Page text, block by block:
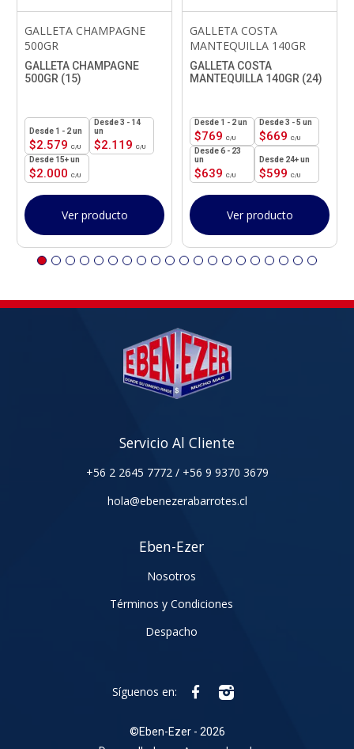
GALLETA CHAMPAGNE
500GR
GALLETA CHAMPAGNE
500GR (15)
$2.579
1 - 2un
$2.119
3 - 14
un
$2.000
15+ un
Ver producto
GALLETA COSTA
MANTEQUILLA 140GR
GALLETA COSTA
MANTEQUILLA 140GR (24)
$769
1 - 2un
$669
3 - 5 un
$639
6 - 23
un
$599
24+ un
Ver producto
Servicio Al Cliente
+56 2 2645 7772 / +56 9 9370 3679
hola@ebenezerabarrotes.cl
Eben-Ezer
Nosotros
Términos y Condiciones
Despacho
Síguenos en:
©Eben-Ezer - 2026